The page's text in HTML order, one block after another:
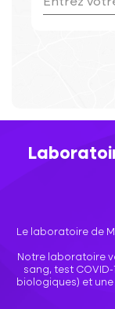
Le laboratoire de
Notre laboratoire
sang, test
biologiques) et